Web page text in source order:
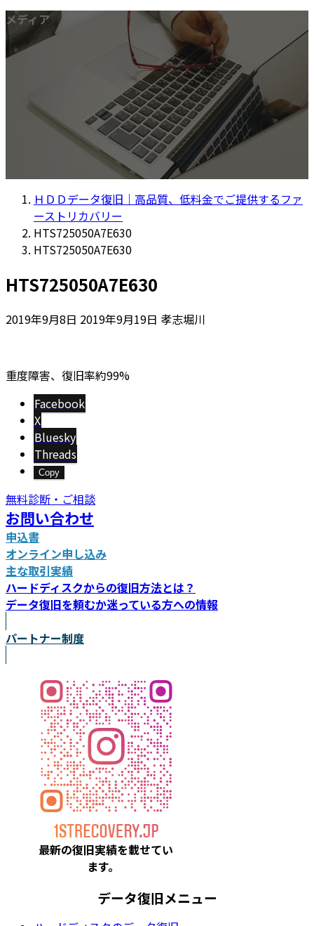
メディア
ＨＤＤデータ復旧｜高品質、低料金でご提供するファ
ーストリカバリー
HTS725050A7E630
HTS725050A7E630
HTS725050A7E630
2019年9月8日 最
新
日
時
:
2019年9月19日 孝志堀川
重度障害、復旧率約99%
Facebook
X
Bluesky
Threads
Copy
無料診断・ご相談
お問い合わせ
申込書
オンライン申し込み
主な取引実績
ハードディスクからの復旧方法とは？
データ復旧を頼むか迷っている方への情報
パートナー制度
最新の復旧実績を載せてい
ます。
データ復旧メニュー